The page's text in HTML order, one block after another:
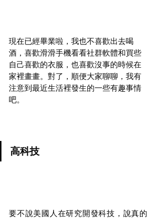
現在已經畢業啦，我也不喜歡出去喝
酒，喜歡滑滑手機看看社群軟體和買些
自己喜歡的衣服，也喜歡沒事的時候在
家裡畫畫。對了，順便大家聊聊，我有
注意到最近生活裡發生的一些有趣事情
吧。
高科技
要不說美國人在研究開發科技，說真的